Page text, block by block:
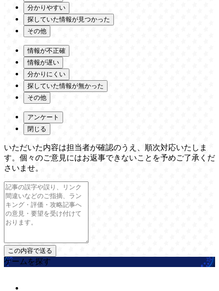
分かりやすい
探していた情報が見つかった
その他
情報が不正確
情報が遅い
分かりにくい
探していた情報が無かった
その他
アンケート
閉じる
いただいた内容は担当者が確認のうえ、順次対応いたしま
す。個々のご意見にはお返事できないことを予めご了承くだ
さいませ。
ゲームを探す